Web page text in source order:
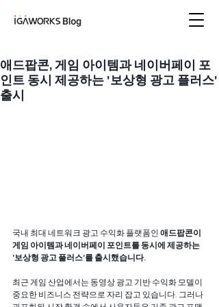
애드팝콘, 게임 아이템과 네이버페이 포
인트 동시 제공하는 '보상형 광고 플러스'
출시
국내 최대 네트워크 광고 수익화 플랫폼인 애드팝콘이
게임 아이템과 네이버페이 포인트를 동시에 제공하는
'보상형 광고 플러스'를 출시했습니다.
최근 게임 산업에서는 동영상 광고 기반 수익화 모델이
중요한 비즈니스 전략으로 자리 잡고 있습니다. 그러나